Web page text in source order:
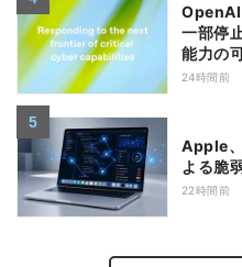
一部停
能力の
24時間前
Apple
よる脆
22時間前